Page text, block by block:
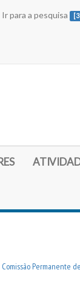
Ir para a pesquisa [3]
Comissão Permanente